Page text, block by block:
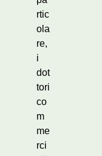
rtic
ola
re,
i
dot
tori
co
m
me
rci